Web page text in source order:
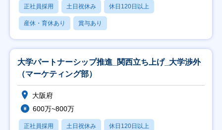
正社員採用 土日祝休み 休日120日以上
産休・育休あり 賞与あり
大学パートナーシップ推進_関西立ち上げ_大学渉外
（マーケティング部）
大阪府
600万~800万
正社員採用 土日祝休み 休日120日以上